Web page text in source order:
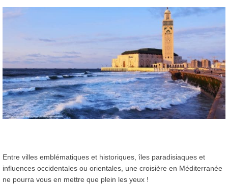
Entre villes emblématiques et historiques, îles paradisiaques et
influences occidentales ou orientales, une croisière en Méditerranée
ne pourra vous en mettre que plein les yeux !